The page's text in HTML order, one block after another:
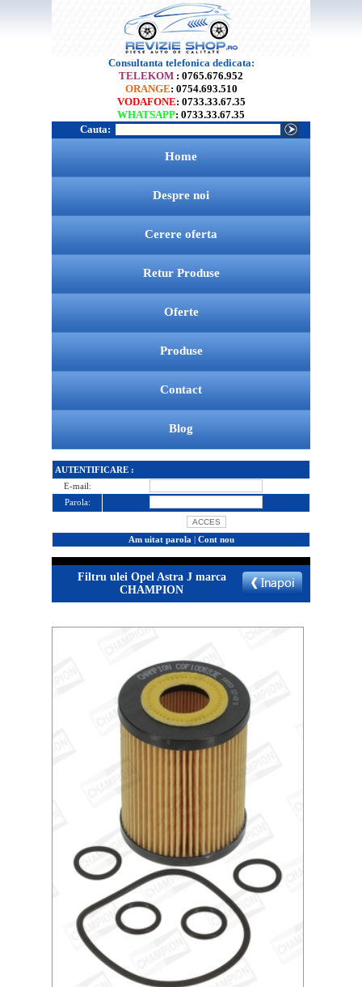
Consultanta telefonica dedicata:
TELEKOM : 0765.676.952
ORANGE: 0754.693.510
VODAFONE: 0733.33.67.35
WHATSAPP: 0733.33.67.35
Cauta:
Home
Despre noi
Cerere oferta
Retur Produse
Oferte
Produse
Contact
Blog
AUTENTIFICARE :
E-mail:
Parola:
Am uitat parola | Cont nou
Filtru ulei Opel Astra J marca
CHAMPION